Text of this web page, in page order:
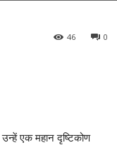
0
46
एक महान दृष्टिकोण